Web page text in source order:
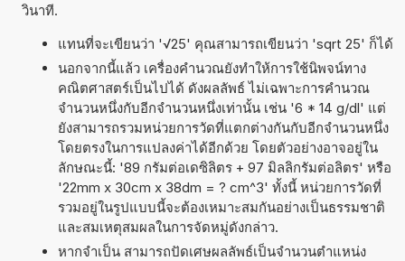
วินาที.
แทนที่จะเขียนว่า '√25' คุณสามารถเขียนว่า 'sqrt 25' ก็ได้
นอกจากนี้แล้ว เครื่องคำนวณยังทำให้การใช้นิพจน์ทาง
คณิตศาสตร์เป็นไปได้ ดังผลลัพธ์ ไม่เฉพาะการคำนวณ
จำนวนหนึ่งกับอีกจำนวนหนึ่งเท่านั้น เช่น '6 * 14 g/dl' แต่
ยังสามารถรวมหน่วยการวัดที่แตกต่างกันกับอีกจำนวนหนึ่ง
โดยตรงในการแปลงค่าได้อีกด้วย โดยตัวอย่างอาจอยู่ใน
ลักษณะนี้: '89 กรัมต่อเดซิลิตร + 97 มิลลิกรัมต่อลิตร' หรือ
'22mm x 30cm x 38dm = ? cm^3' ทั้งนี้ หน่วยการวัดที่
รวมอยู่ในรูปแบบนี้จะต้องเหมาะสมกันอย่างเป็นธรรมชาติ
และสมเหตุสมผลในการจัดหมู่ดังกล่าว.
หากจำเป็น สามารถปัดเศษผลลัพธ์เป็นจำนวนตำแหน่ง